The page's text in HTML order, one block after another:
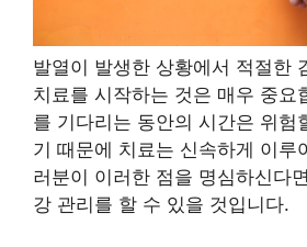
발열이 발생한 상황에서 적절한
치료를 시작하는 것은 매우 중요
를 기다리는 동안의 시간은 위험
기 때문에 치료는 신속하게 이루
러분이 이러한 점을 명심하신다
강 관리를 할 수 있을 것입니다.